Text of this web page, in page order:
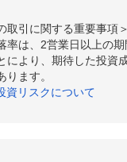
取引に関する重要事項
率は、2営業日以上の
により、期待した投
ます。
資リスクについて